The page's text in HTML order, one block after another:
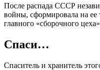
После распада СССР
войны, сформировала на ее
главного «сборочного
Спаси…
Спаситель и хранитель